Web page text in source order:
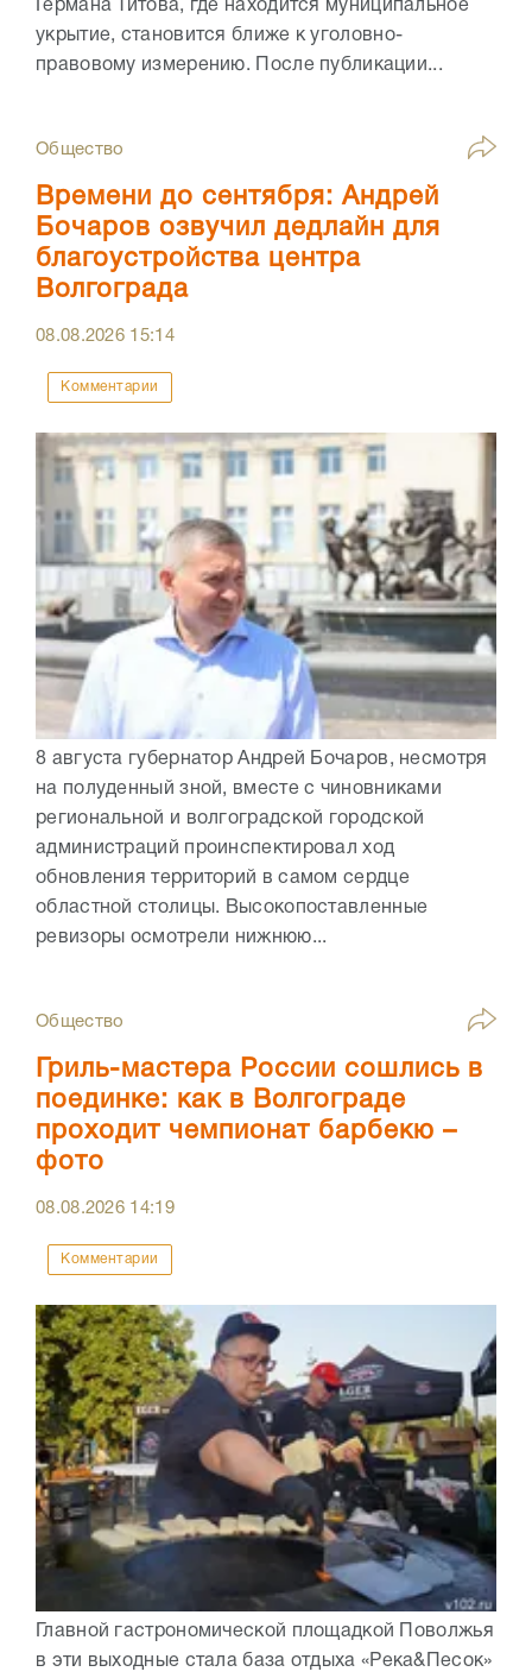
Германа Титова, где находится муниципальное
укрытие, становится ближе к уголовно-
правовому измерению. После публикации...
Общество
Времени до сентября: Андрей
Бочаров озвучил дедлайн для
благоустройства центра
Волгограда
08.08.2026 15:14
Комментарии
8 августа губернатор Андрей Бочаров, несмотря
на полуденный зной, вместе с чиновниками
региональной и волгоградской городской
администраций проинспектировал ход
обновления территорий в самом сердце
областной столицы. Высокопоставленные
ревизоры осмотрели нижнюю...
Общество
Гриль-мастера России сошлись в
поединке: как в Волгограде
проходит чемпионат барбекю –
фото
08.08.2026 14:19
Комментарии
Главной гастрономической площадкой Поволжья
в эти выходные стала база отдыха «Река&Песок»